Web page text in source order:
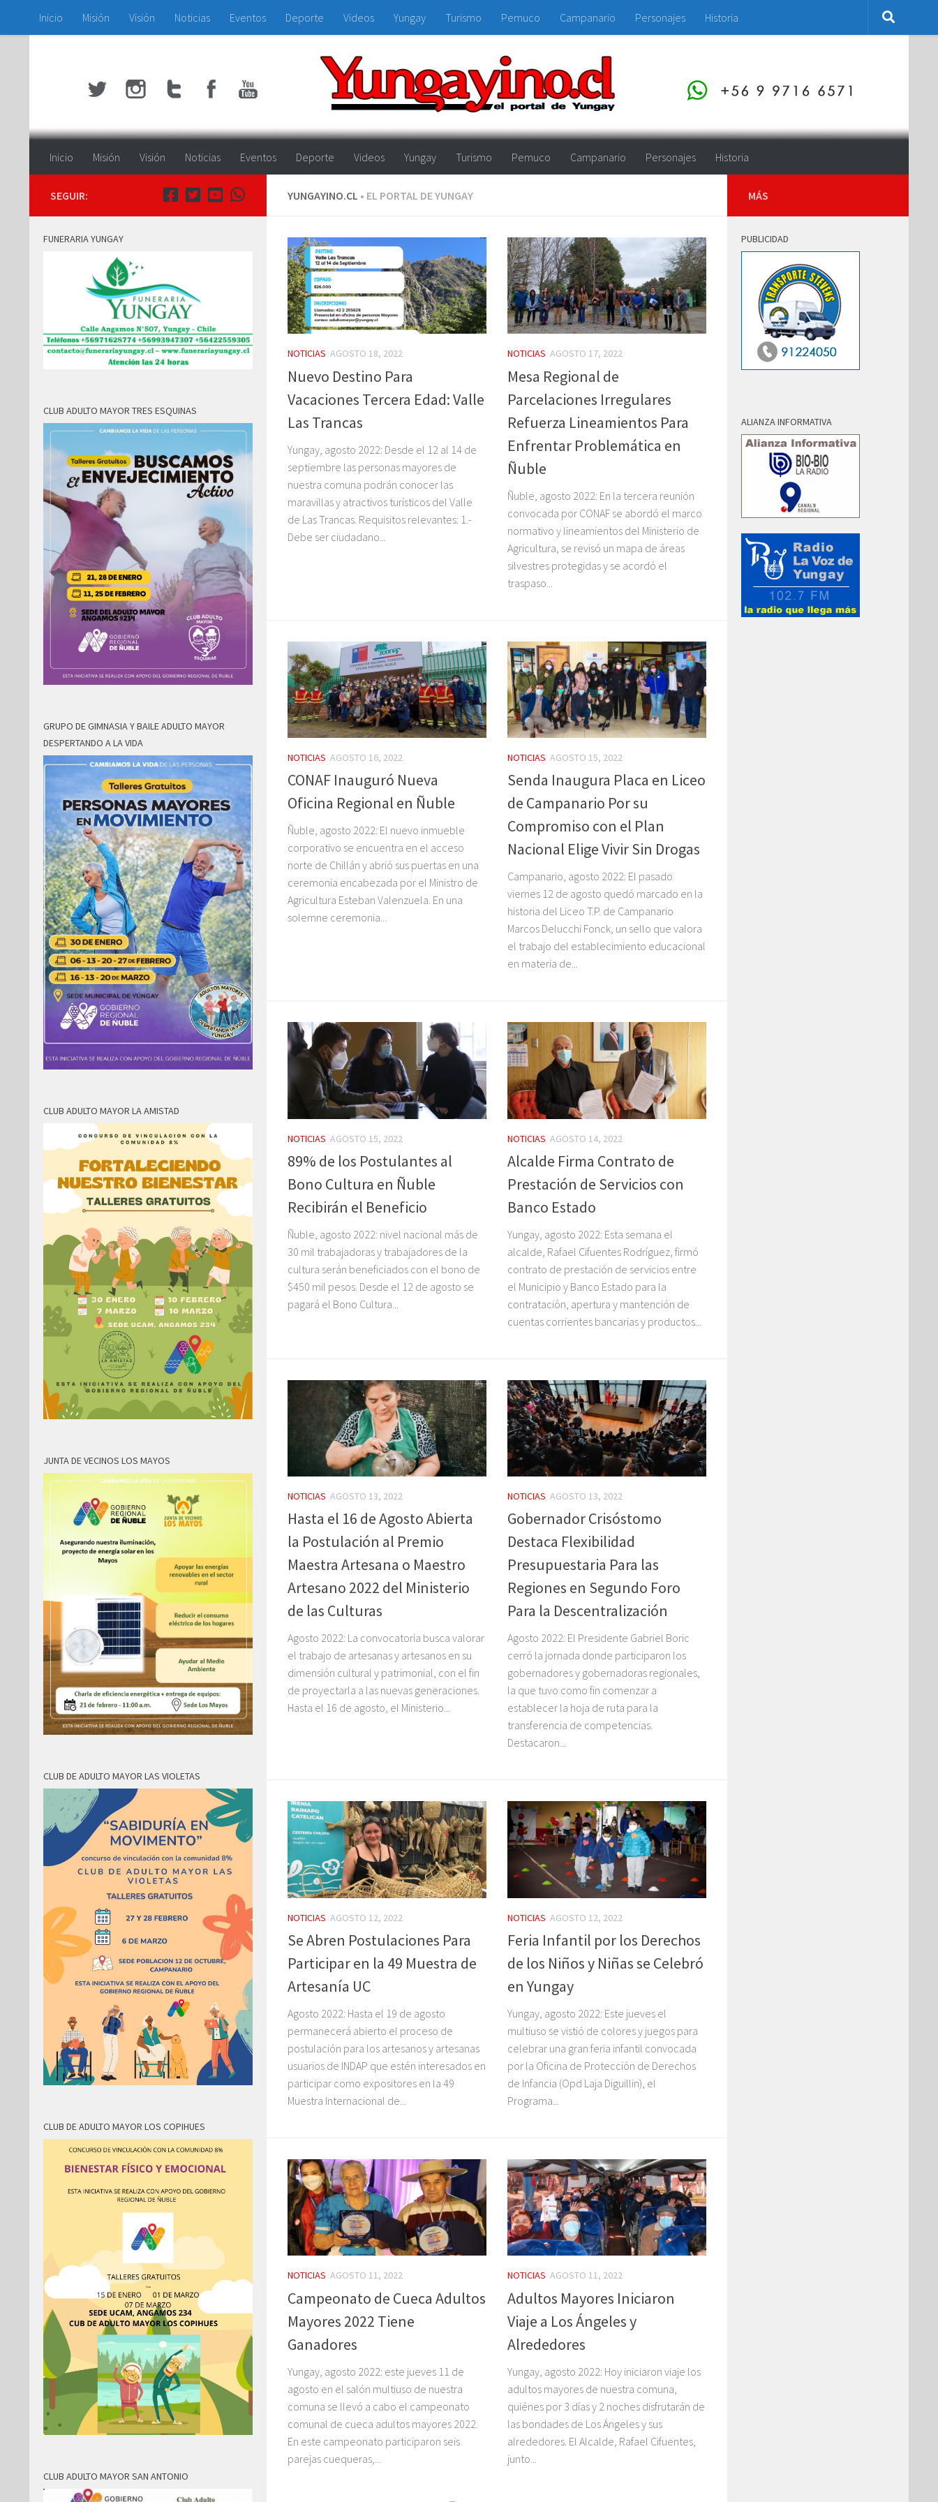
Saltar al contenido
Inicio Misión Visión Noticias Eventos Deporte Videos Yungay Turismo Pemuco Campanario Personajes Historia
Inicio Misión Visión Noticias Eventos Deporte Videos Yungay Turismo Pemuco Campanario Personajes Historia
YUNGAYINO.CL • EL PORTAL DE YUNGAY
NOTICIAS AGOSTO 18, 2022
Nuevo Destino Para
Vacaciones Tercera Edad: Valle
Las Trancas
Yungay, agosto 2022: Desde el 12 al 14 de
septiembre las personas mayores de
nuestra comuna podrán conocer las
maravillas y atractivos turísticos del Valle
de Las Trancas. Requisitos relevantes: 1.-
Debe ser ciudadano...
NOTICIAS AGOSTO 17, 2022
Mesa Regional de
Parcelaciones Irregulares
Refuerza Lineamientos Para
Enfrentar Problemática en
Ñuble
Ñuble, agosto 2022: En la tercera reunión
convocada por CONAF se abordó el marco
normativo y lineamientos del Ministerio de
Agricultura, se revisó un mapa de áreas
silvestres protegidas y se acordó el
traspaso...
NOTICIAS AGOSTO 16, 2022
CONAF Inauguró Nueva
Oficina Regional en Ñuble
Ñuble, agosto 2022: El nuevo inmueble
corporativo se encuentra en el acceso
norte de Chillán y abrió sus puertas en una
ceremonia encabezada por el Ministro de
Agricultura Esteban Valenzuela. En una
solemne ceremonia...
NOTICIAS AGOSTO 15, 2022
Senda Inaugura Placa en Liceo
de Campanario Por su
Compromiso con el Plan
Nacional Elige Vivir Sin Drogas
Campanario, agosto 2022: El pasado
viernes 12 de agosto quedó marcado en la
historia del Liceo T.P. de Campanario
Marcos Delucchi Fonck, un sello que valora
el trabajo del establecimiento educacional
en materia de...
NOTICIAS AGOSTO 15, 2022
89% de los Postulantes al
Bono Cultura en Ñuble
Recibirán el Beneficio
Ñuble, agosto 2022: nivel nacional más de
30 mil trabajadoras y trabajadores de la
cultura serán beneficiados con el bono de
$450 mil pesos. Desde el 12 de agosto se
pagará el Bono Cultura...
NOTICIAS AGOSTO 14, 2022
Alcalde Firma Contrato de
Prestación de Servicios con
Banco Estado
Yungay, agosto 2022: Esta semana el
alcalde, Rafael Cifuentes Rodríguez, firmó
contrato de prestación de servicios entre
el Municipio y Banco Estado para la
contratación, apertura y mantención de
cuentas corrientes bancarias y productos...
NOTICIAS AGOSTO 13, 2022
Hasta el 16 de Agosto Abierta
la Postulación al Premio
Maestra Artesana o Maestro
Artesano 2022 del Ministerio
de las Culturas
Agosto 2022: La convocatoria busca valorar
el trabajo de artesanas y artesanos en su
dimensión cultural y patrimonial, con el fin
de proyectarla a las nuevas generaciones.
Hasta el 16 de agosto, el Ministerio...
NOTICIAS AGOSTO 13, 2022
Gobernador Crisóstomo
Destaca Flexibilidad
Presupuestaria Para las
Regiones en Segundo Foro
Para la Descentralización
Agosto 2022: El Presidente Gabriel Boric
cerró la jornada donde participaron los
gobernadores y gobernadoras regionales,
la que tuvo como fin comenzar a
establecer la hoja de ruta para la
transferencia de competencias.
Destacaron...
NOTICIAS AGOSTO 12, 2022
Se Abren Postulaciones Para
Participar en la 49 Muestra de
Artesanía UC
Agosto 2022: Hasta el 19 de agosto
permanecerá abierto el proceso de
postulación para los artesanos y artesanas
usuarios de INDAP que estén interesados en
participar como expositores en la 49
Muestra Internacional de...
NOTICIAS AGOSTO 12, 2022
Feria Infantil por los Derechos
de los Niños y Niñas se Celebró
en Yungay
Yungay, agosto 2022: Este jueves el
multiuso se vistió de colores y juegos para
celebrar una gran feria infantil convocada
por la Oficina de Protección de Derechos
de Infancia (Opd Laja Diguillin), el
Programa...
NOTICIAS AGOSTO 11, 2022
Campeonato de Cueca Adultos
Mayores 2022 Tiene
Ganadores
Yungay, agosto 2022: este jueves 11 de
agosto en el salón multiuso de nuestra
comuna se llevó a cabo el campeonato
comunal de cueca adultos mayores 2022.
En este campeonato participaron seis
parejas cuequeras,...
NOTICIAS AGOSTO 11, 2022
Adultos Mayores Iniciaron
Viaje a Los Ángeles y
Alrededores
Yungay, agosto 2022: Hoy iniciaron viaje los
adultos mayores de nuestra comuna,
quiénes por 3 días y 2 noches disfrutarán de
las bondades de Los Ángeles y sus
alrededores. El Alcalde, Rafael Cifuentes,
junto...
SEGUIR:
FUNERARIA YUNGAY
CLUB ADULTO MAYOR TRES ESQUINAS
GRUPO DE GIMNASIA Y BAILE ADULTO MAYOR
DESPERTANDO A LA VIDA
CLUB ADULTO MAYOR LA AMISTAD
JUNTA DE VECINOS LOS MAYOS
CLUB DE ADULTO MAYOR LAS VIOLETAS
CLUB DE ADULTO MAYOR LOS COPIHUES
CLUB ADULTO MAYOR SAN ANTONIO
MÁS
PUBLICIDAD
ALIANZA INFORMATIVA